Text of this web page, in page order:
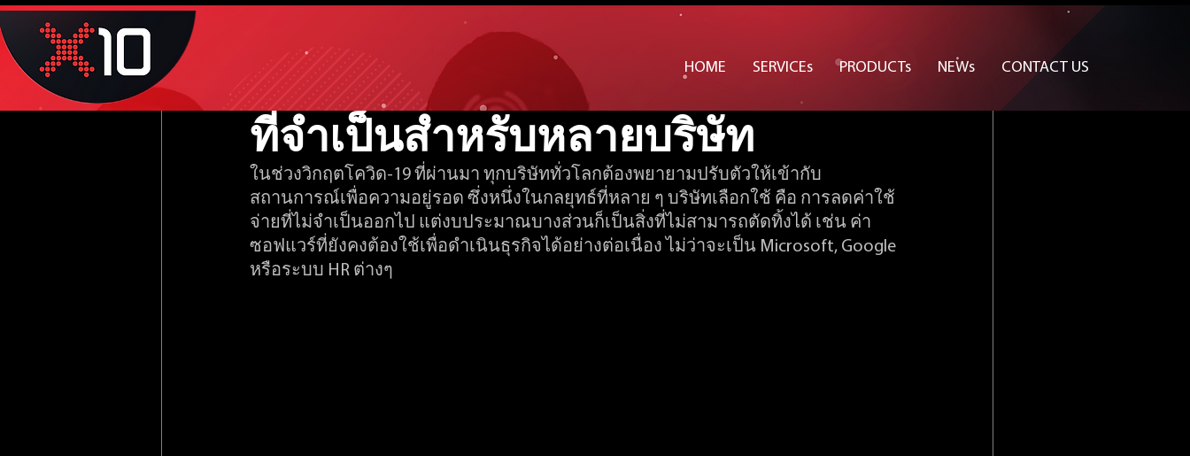
HOME SERVICEs PRODUCTs NEWs CONTACT US
ทำไม Salesforce จึงเป็นซอฟแวร์
ที่จำเป็นสำหรับหลายบริษัท
ในช่วงวิกฤตโควิด-19 ที่ผ่านมา ทุกบริษัททั่วโลกต้องพยายามปรับตัวให้เข้ากับ
สถานการณ์เพื่อความอยู่รอด ซึ่งหนึ่งในกลยุทธ์ที่หลาย ๆ บริษัทเลือกใช้ คือ การลดค่าใช้
จ่ายที่ไม่จำเป็นออกไป แต่งบประมาณบางส่วนก็เป็นสิ่งที่ไม่สามารถตัดทิ้งได้ เช่น ค่า
ซอฟแวร์ที่ยังคงต้องใช้เพื่อดำเนินธุรกิจได้อย่างต่อเนื่อง ไม่ว่าจะเป็น Microsoft, Google
หรือระบบ HR ต่างๆ